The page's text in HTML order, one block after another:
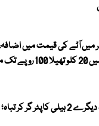
میں آٹے کی قیمت میں
تک مہنگا
کر تباہ؛ متعدد ہلاکتیں